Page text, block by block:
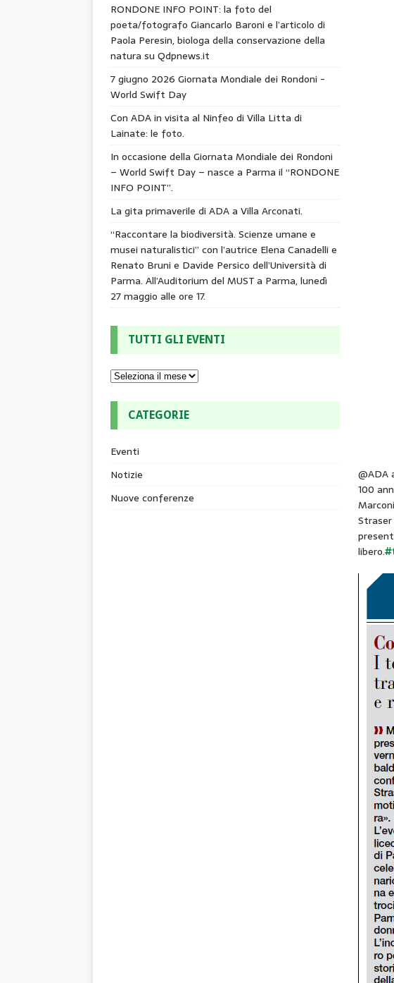
@ADA
100
Straser
libero.
RONDONE INFO POINT: la foto del
poeta/fotografo Giancarlo Baroni e l’articolo di
Paola Peresin, biologa della conservazione della
natura su Qdpnews.it
7 giugno 2026 Giornata Mondiale dei Rondoni -
World Swift Day
Con ADA in visita al Ninfeo di Villa Litta di
Lainate: le foto.
In occasione della Giornata Mondiale dei Rondoni
– World Swift Day – nasce a Parma il “RONDONE
INFO POINT”.
La gita primaverile di ADA a Villa Arconati.
“Raccontare la biodiversità. Scienze umane e
musei naturalistici” con l’autrice Elena Canadelli e
Renato Bruni e Davide Persico dell’Università di
Parma. All’Auditorium del MUST a Parma, lunedì
27 maggio alle ore 17.
TUTTI GLI EVENTI
CATEGORIE
Eventi
Notizie
Nuove conferenze